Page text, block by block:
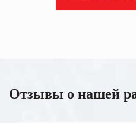
Отзывы о нашей